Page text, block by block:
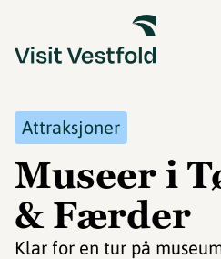
Attraksjoner
Museer i
& Færder
Klar for en tur på